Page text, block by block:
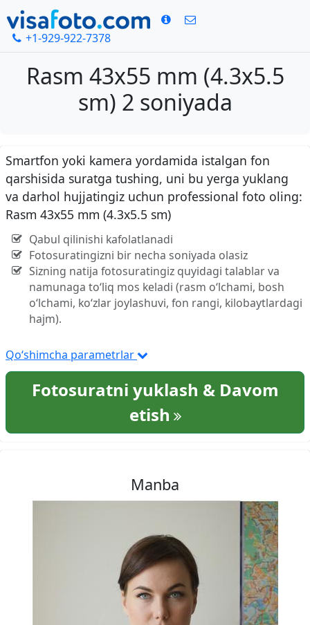
+1-929-922-7378
Rasm 43x55 mm (4.3x5.5
sm) 2 soniyada
Smartfon yoki kamera yordamida istalgan fon
qarshisida suratga tushing, uni bu yerga yuklang
va darhol hujjatingiz uchun professional foto oling:
Rasm 43x55 mm (4.3x5.5 sm)
Qabul qilinishi kafolatlanadi
Fotosuratingizni bir necha soniyada olasiz
Sizning natija fotosuratingiz quyidagi talablar va
namunaga to‘liq mos keladi (rasm o‘lchami, bosh
o‘lchami, ko‘zlar joylashuvi, fon rangi, kilobaytlardagi
hajm).
Qo‘shimcha parametrlar
Fotosuratni yuklash & Davom
etish
Manba